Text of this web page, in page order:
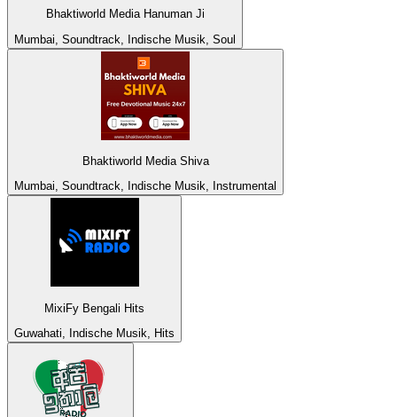
Bhaktiworld Media Hanuman Ji
Mumbai, Soundtrack, Indische Musik, Soul
Bhaktiworld Media Shiva
Mumbai, Soundtrack, Indische Musik, Instrumental
MixiFy Bengali Hits
Guwahati, Indische Musik, Hits